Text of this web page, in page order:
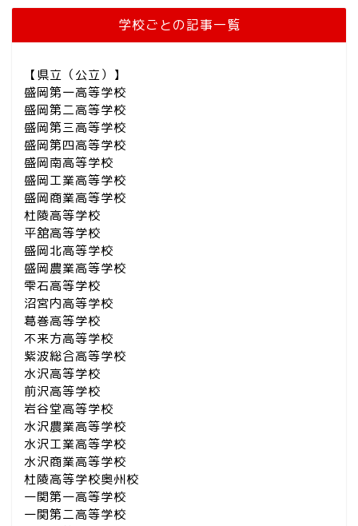
学校ごとの記事一覧
【県立（公立）】
盛岡第一高等学校
盛岡第二高等学校
盛岡第三高等学校
盛岡第四高等学校
盛岡南高等学校
盛岡工業高等学校
盛岡商業高等学校
杜陵高等学校
平舘高等学校
盛岡北高等学校
盛岡農業高等学校
雫石高等学校
沼宮内高等学校
葛巻高等学校
不来方高等学校
紫波総合高等学校
水沢高等学校
前沢高等学校
岩谷堂高等学校
水沢農業高等学校
水沢工業高等学校
水沢商業高等学校
杜陵高等学校奥州校
一関第一高等学校
一関第二高等学校